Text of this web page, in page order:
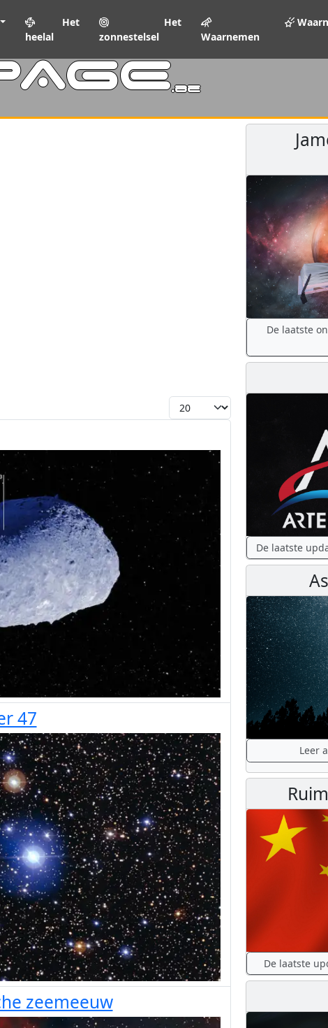
Het
heelal
Het
zonnestelsel
Waarnemen
.be
Toon #
47
zeemeeuw
De laatste
De laatste
Leer
De laatste